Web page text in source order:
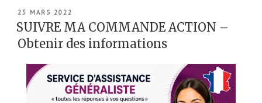
PUBLIÉ
LE
25 MARS 2022
SUIVRE MA COMMANDE ACTION –
Obtenir des informations